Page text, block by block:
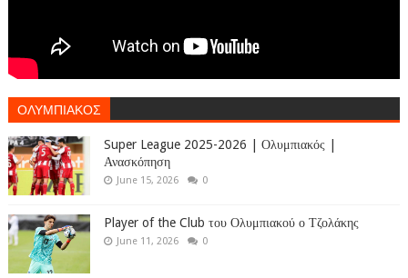
ΟΛΥΜΠΙΑΚΟΣ
Super League 2025-2026 | Ολυμπιακός |
Ανασκόπηση
June 15, 2026 0
Player of the Club του Ολυμπιακού ο Τζολάκης
June 11, 2026 0